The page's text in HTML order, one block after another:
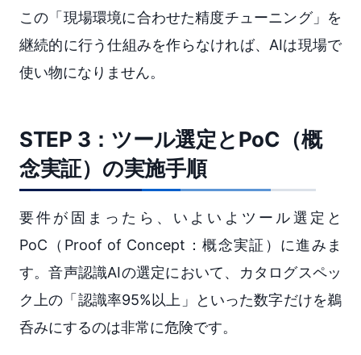
この「現場環境に合わせた精度チューニング」を
継続的に行う仕組みを作らなければ、AIは現場で
使い物になりません。
STEP 3：ツール選定とPoC（概
念実証）の実施手順
要件が固まったら、いよいよツール選定と
PoC（Proof of Concept：概念実証）に進みま
す。音声認識AIの選定において、カタログスペッ
ク上の「認識率95%以上」といった数字だけを鵜
呑みにするのは非常に危険です。